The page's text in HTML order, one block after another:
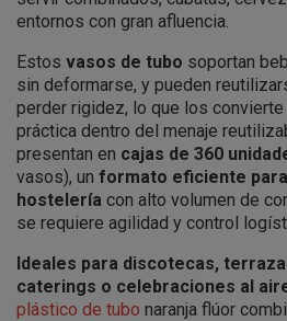
entornos con gran afluencia.
Estos vasos de tubo soportan
sin deformarse, y pueden
perder rigidez, lo que los convierte
práctica dentro del menaje
presentan en cajas de 360
vasos), un formato eficiente
hostelería con alto volumen de
se requiere agilidad y control
Ideales para discotecas,
caterings o celebraciones al
plástico de tubo naranja flúor